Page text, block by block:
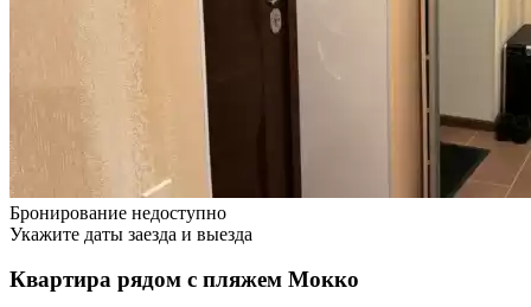
Бронирование недоступно
Укажите даты заезда и выезда
Квартира рядом с пляжем Мокко